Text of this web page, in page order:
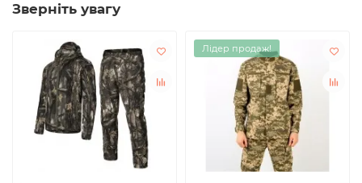
Зверніть увагу
Лідер продаж!